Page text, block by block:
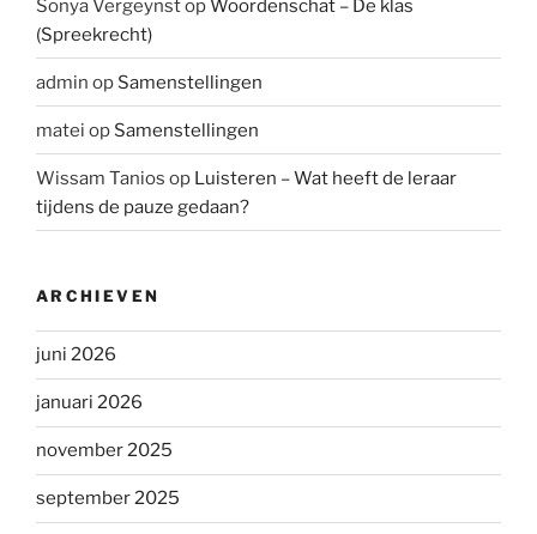
Sonya VergeynstopWoordenschat – De klas
(Spreekrecht)
admin op Samenstellingen
matei op Samenstellingen
Wissam Tanios op Luisteren – Wat heeft de leraar
tijdens de pauze gedaan?
ARCHIEVEN
juni 2026
januari 2026
november 2025
september 2025